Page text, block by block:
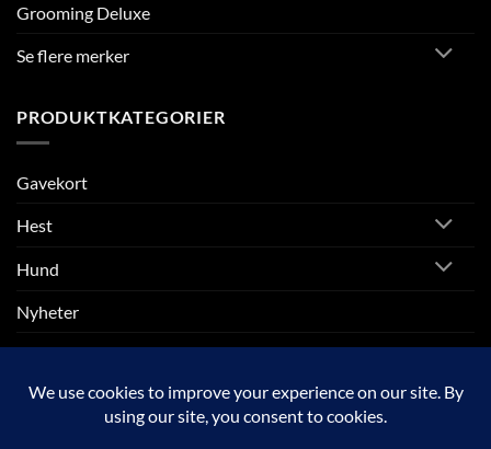
Grooming Deluxe
Se flere merker
PRODUKTKATEGORIER
Gavekort
Hest
Hund
Nyheter
Rytter
SALG